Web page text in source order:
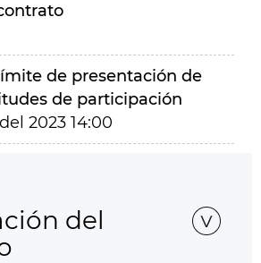
de presentación de
de participación
2023 14:00
del